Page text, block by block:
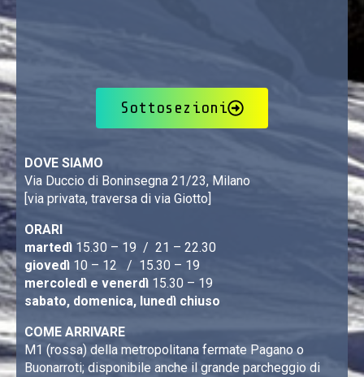
Sottosezioni
DOVE SIAMO
Via Duccio di Boninsegna 21/23, Milano
[via privata, traversa di via Giotto]
ORARI
martedì 15.30 – 19 / 21 – 22.30
giovedì 10 – 12 / 15.30 – 19
mercoledì e venerdì 15.30 – 19
sabato, domenica, lunedì chiuso
COME ARRIVARE
M1 (rossa) della metropolitana fermate Pagano o
Buonarroti; disponibile anche il grande parcheggio di